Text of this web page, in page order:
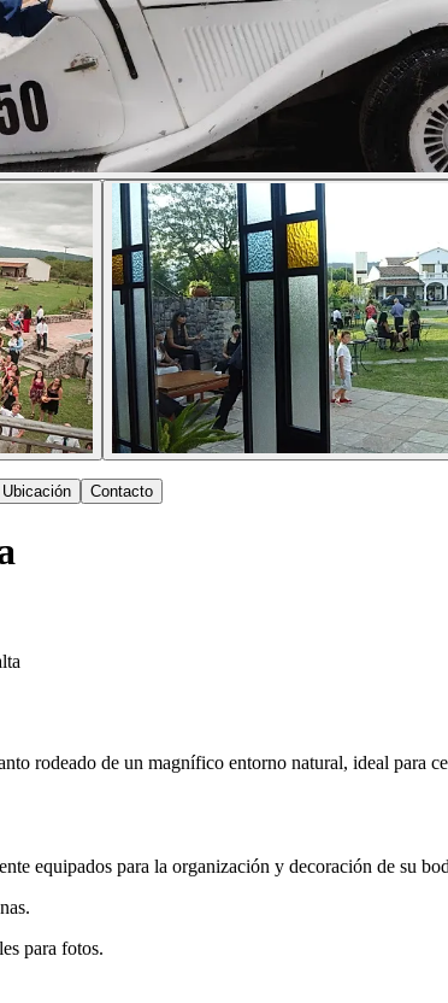
Ubicación Contacto
rodeado de un magnífico entorno natural, ideal para
equipados para la organización y decoración de su
para fotos.